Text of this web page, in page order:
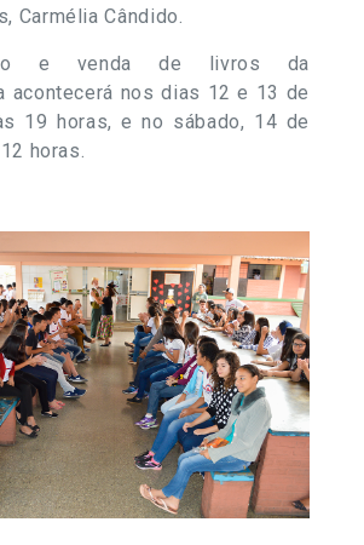
Carmélia Cândido.
e venda de livros da
acontecerá nos dias 12 e 13 de
19 horas, e no sábado, 14 de
horas.